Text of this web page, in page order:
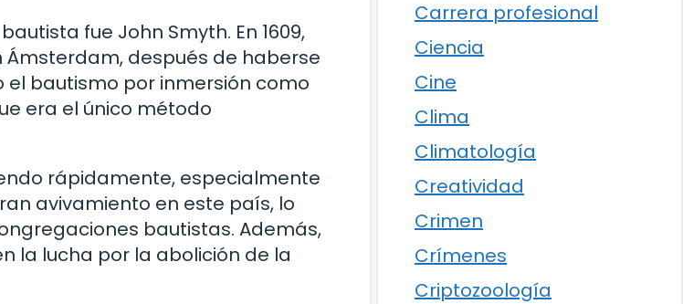
fue John Smyth. En 1609,
después de haberse
el bautismo por inmersión como
era el único método
rápidamente, especialmente
avivamiento en este país, lo
bautistas. Además,
la lucha por la abolición de la
Carrera profesional
Ciencia
Cine
Clima
Climatología
Creatividad
Crimen
Crímenes
Criptozoología